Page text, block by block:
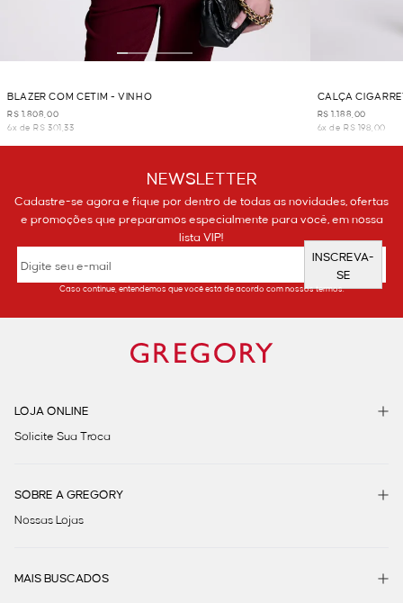
BLAZER COM CETIM - VINHO
R$ 1.808,00
6x de R$ 301,33
CALÇA
R$ 1.188,00
6x de R$ 198,00
NEWSLETTER
Cadastre-se agora e fique por dentro de todas as novidades, ofertas
e promoções que preparamos especialmente para você, em nossa
lista VIP!
INSCREVA-
SE
Caso continue, entendemos que você está de acordo com nossos termos.
LOJA ONLINE
Solicite Sua Troca
SOBRE A GREGORY
Nossas Lojas
MAIS BUSCADOS